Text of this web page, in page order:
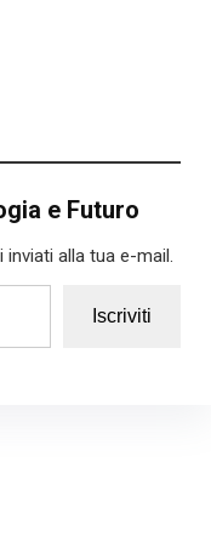
e Futuro
alla tua e-mail.
Iscriviti